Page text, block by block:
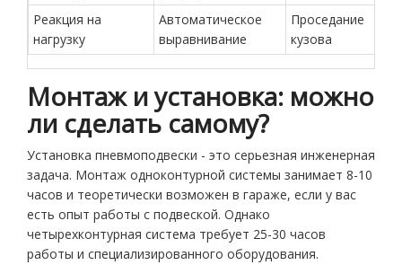
Реакция на
нагрузку
Автоматическое
выравнивание
Проседание
кузова
Монтаж и установка: можно
ли сделать самому?
Установка пневмоподвески - это серьезная инженерная
задача. Монтаж одноконтурной системы занимает 8-10
часов и теоретически возможен в гараже, если у вас
есть опыт работы с подвеской. Однако
четырехконтурная система требует 25-30 часов
работы и специализированного оборудования.